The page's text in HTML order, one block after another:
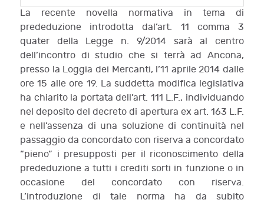
La recente novella normativa in tema di
prededuzione introdotta dal’art. 11 comma 3
quater della Legge n. 9/2014 sarà al centro
dell’incontro di studio che si terrà ad Ancona,
presso la Loggia dei Mercanti, l’11 aprile 2014 dalle
ore 15 alle ore 19. La suddetta modifica legislativa
ha chiarito la portata dell’art. 111 L.F., individuando
nel deposito del decreto di apertura ex art. 163 L.F.
e nell’assenza di una soluzione di continuità nel
passaggio da concordato con riserva a concordato
“pieno” i presupposti per il riconoscimento della
prededuzione a tutti i crediti sorti in funzione o in
occasione del concordato con riserva.
L’introduzione di tale norma ha da subito